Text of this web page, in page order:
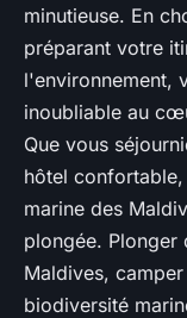
minutieuse. En
préparant votre
l'environnement,
inoubliable au
Que vous
hôtel
marine des
plongée. Plonger
Maldives,
biodiversité